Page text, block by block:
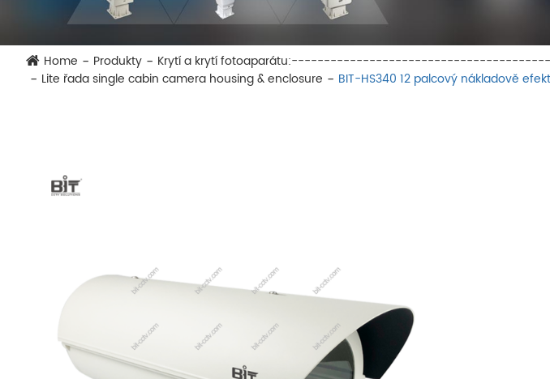
Home Produkty
Krytí a krytí
Lite řada single cabin camera housing & enclosure
BIT-HS340 12 palcový nákladově